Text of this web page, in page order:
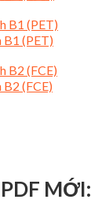
B1 (PET)
B1 (PET)
B2 (FCE)
B2 (FCE)
MỚI: